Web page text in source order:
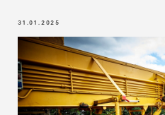
31.01.2025